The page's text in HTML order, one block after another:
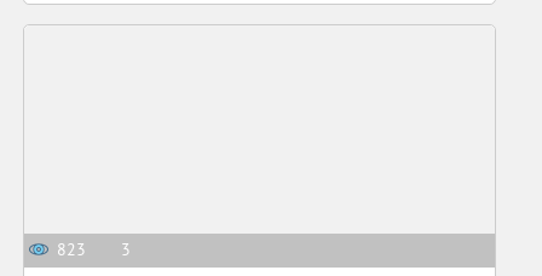
823 3